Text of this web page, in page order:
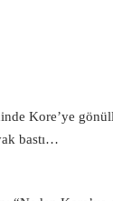
Kore’ye
bastı…